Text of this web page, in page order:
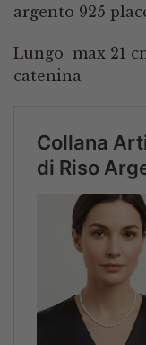
argento 925
Lungo max 21
catenina